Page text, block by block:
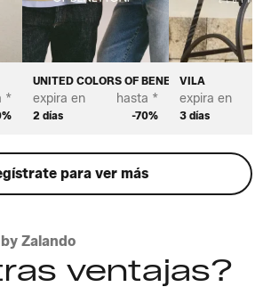
*
UNITED COLORS OF BENETTON
expira en
2 días
hasta *
-70%
VILA
expira en
3 días
para ver más
Zalando
ventajas?